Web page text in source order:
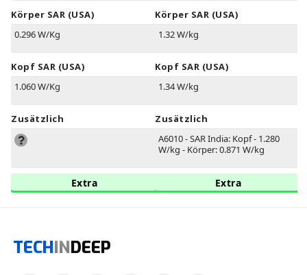
Körper SAR (USA)
0.296 W/Kg
Kopf SAR (USA)
1.060 W/Kg
Zusätzlich
Extra
Körper SAR (USA)
1.32 W/kg
Kopf SAR (USA)
1.34 W/kg
Zusätzlich
A6010 - SAR India: Kopf - 1.280
W/kg - Körper: 0.871 W/kg
Extra
TECHINDEEP